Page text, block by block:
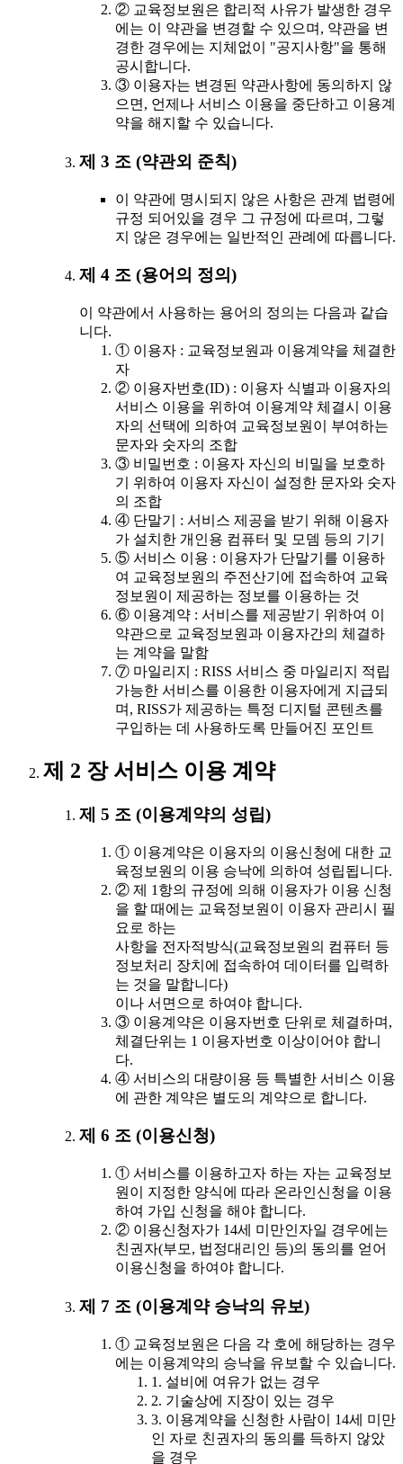
② 교육정보원은 합리적 사유가 발생한 경우
에는 이 약관을 변경할 수 있으며, 약관을 변
경한 경우에는 지체없이 "공지사항"을 통해
공시합니다.
③ 이용자는 변경된 약관사항에 동의하지 않
으면, 언제나 서비스 이용을 중단하고 이용계
약을 해지할 수 있습니다.
제 3 조 (약관외 준칙)
이 약관에 명시되지 않은 사항은 관계 법령에
규정 되어있을 경우 그 규정에 따르며, 그렇
지 않은 경우에는 일반적인 관례에 따릅니다.
제 4 조 (용어의 정의)
이 약관에서 사용하는 용어의 정의는 다음과 같습
니다.
① 이용자 : 교육정보원과 이용계약을 체결한
자
② 이용자번호(ID) : 이용자 식별과 이용자의
서비스 이용을 위하여 이용계약 체결시 이용
자의 선택에 의하여 교육정보원이 부여하는
문자와 숫자의 조합
③ 비밀번호 : 이용자 자신의 비밀을 보호하
기 위하여 이용자 자신이 설정한 문자와 숫자
의 조합
④ 단말기 : 서비스 제공을 받기 위해 이용자
가 설치한 개인용 컴퓨터 및 모뎀 등의 기기
⑤ 서비스 이용 : 이용자가 단말기를 이용하
여 교육정보원의 주전산기에 접속하여 교육
정보원이 제공하는 정보를 이용하는 것
⑥ 이용계약 : 서비스를 제공받기 위하여 이
약관으로 교육정보원과 이용자간의 체결하
는 계약을 말함
⑦ 마일리지 : RISS 서비스 중 마일리지 적립
가능한 서비스를 이용한 이용자에게 지급되
며, RISS가 제공하는 특정 디지털 콘텐츠를
구입하는 데 사용하도록 만들어진 포인트
제 2 장 서비스 이용 계약
제 5 조 (이용계약의 성립)
① 이용계약은 이용자의 이용신청에 대한 교
육정보원의 이용 승낙에 의하여 성립됩니다.
② 제 1항의 규정에 의해 이용자가 이용 신청
을 할 때에는 교육정보원이 이용자 관리시 필
요로 하는
사항을 전자적방식(교육정보원의 컴퓨터 등
정보처리 장치에 접속하여 데이터를 입력하
는 것을 말합니다)
이나 서면으로 하여야 합니다.
③ 이용계약은 이용자번호 단위로 체결하며,
체결단위는 1 이용자번호 이상이어야 합니
다.
④ 서비스의 대량이용 등 특별한 서비스 이용
에 관한 계약은 별도의 계약으로 합니다.
제 6 조 (이용신청)
① 서비스를 이용하고자 하는 자는 교육정보
원이 지정한 양식에 따라 온라인신청을 이용
하여 가입 신청을 해야 합니다.
② 이용신청자가 14세 미만인자일 경우에는
친권자(부모, 법정대리인 등)의 동의를 얻어
이용신청을 하여야 합니다.
제 7 조 (이용계약 승낙의 유보)
① 교육정보원은 다음 각 호에 해당하는 경우
에는 이용계약의 승낙을 유보할 수 있습니다.
1. 설비에 여유가 없는 경우
2. 기술상에 지장이 있는 경우
3. 이용계약을 신청한 사람이 14세 미만
인 자로 친권자의 동의를 득하지 않았
을 경우